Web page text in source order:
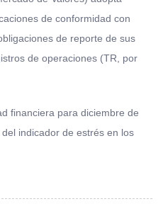
de conformidad con
de reporte de sus
de operaciones (TR, por
financiera para diciembre de
indicador de estrés en los